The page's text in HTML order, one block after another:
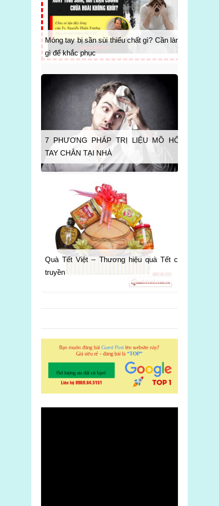
Móng tay bị sần sùi thiếu chất gì? Cần làm
gì để khắc phục
7 PHƯƠNG PHÁP TRỊ LIỆU MỒ HÔI
TAY CHÂN TẠI NHÀ
Quà Tết Việt – Thương hiệu quà Tết cổ
truyền